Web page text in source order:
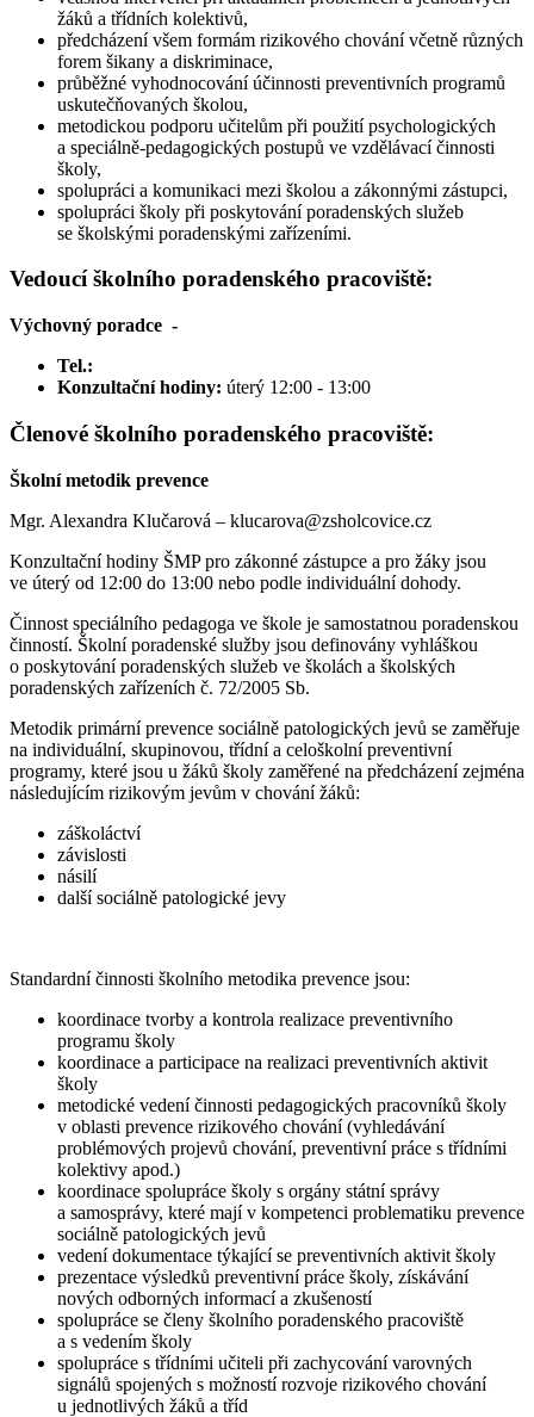
žáků a třídních kolektivů,
předcházení všem formám rizikového chování včetně různých
forem šikany a diskriminace,
průběžné vyhodnocování účinnosti preventivních programů
uskutečňovaných školou,
metodickou podporu učitelům při použití psychologických
a speciálně-pedagogických postupů ve vzdělávací činnosti
školy,
spolupráci a komunikaci mezi školou a zákonnými zástupci,
spolupráci školy při poskytování poradenských služeb
se školskými poradenskými zařízeními.
Vedoucí školního poradenského pracoviště:
Výchovný poradce -
Tel.:
Konzultační hodiny: úterý 12:00 - 13:00
Členové školního poradenského pracoviště:
Školní metodik prevence
Mgr. Alexandra Klučarová – klucarova@zsholcovice.cz
Konzultační hodiny ŠMP pro zákonné zástupce a pro žáky jsou
ve úterý od 12:00 do 13:00 nebo podle individuální dohody.
Činnost speciálního pedagoga ve škole je samostatnou poradenskou
činností. Školní poradenské služby jsou definovány vyhláškou
o poskytování poradenských služeb ve školách a školských
poradenských zařízeních č. 72/2005 Sb.
Metodik primární prevence sociálně patologických jevů se zaměřuje
na individuální, skupinovou, třídní a celoškolní preventivní
programy, které jsou u žáků školy zaměřené na předcházení zejména
následujícím rizikovým jevům v chování žáků:
záškoláctví
závislosti
násilí
další sociálně patologické jevy
Standardní činnosti školního metodika prevence jsou:
koordinace tvorby a kontrola realizace preventivního
programu školy
koordinace a participace na realizaci preventivních aktivit
školy
metodické vedení činnosti pedagogických pracovníků školy
v oblasti prevence rizikového chování (vyhledávání
problémových projevů chování, preventivní práce s třídními
kolektivy apod.)
koordinace spolupráce školy s orgány státní správy
a samosprávy, které mají v kompetenci problematiku prevence
sociálně patologických jevů
vedení dokumentace týkající se preventivních aktivit školy
prezentace výsledků preventivní práce školy, získávání
nových odborných informací a zkušeností
spolupráce se členy školního poradenského pracoviště
a s vedením školy
spolupráce s třídními učiteli při zachycování varovných
signálů spojených s možností rozvoje rizikového chování
u jednotlivých žáků a tříd